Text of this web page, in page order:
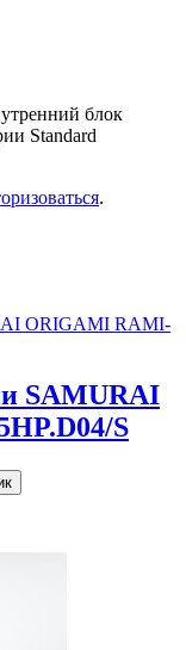
блок
Standard
.
SAMURAI
S